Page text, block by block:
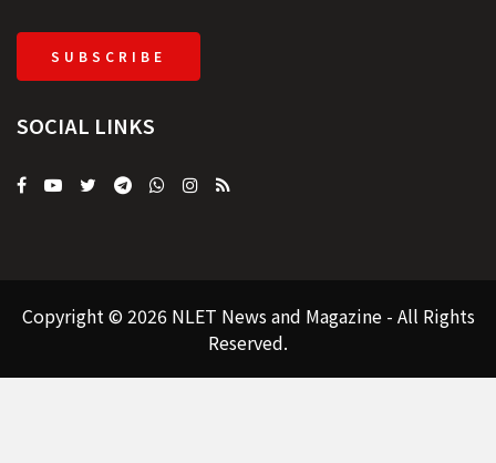
SUBSCRIBE
SOCIAL LINKS
Copyright © 2026 NLET News and Magazine - All Rights
Reserved.